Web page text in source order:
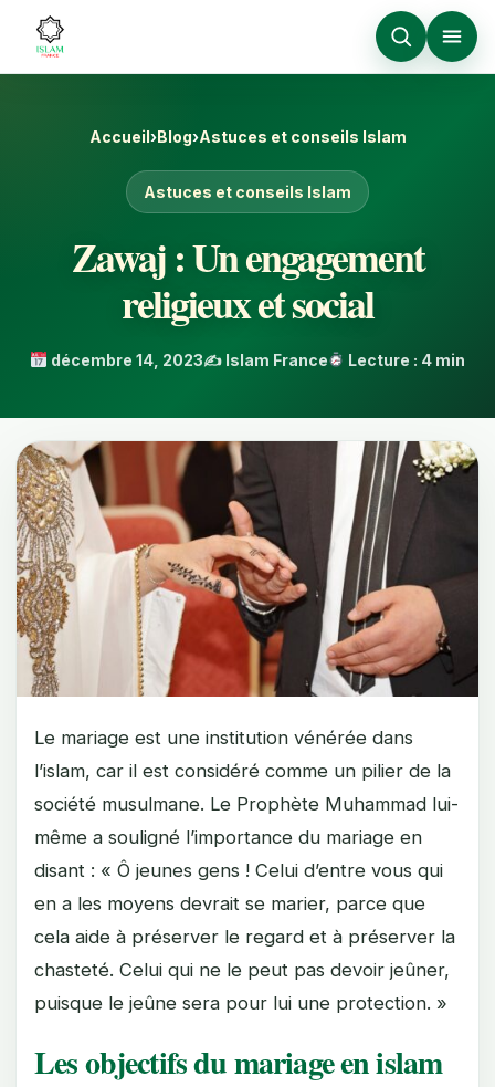
Accueil›Blog›Astuces et conseils Islam
Astuces et conseils Islam
Zawaj : Un engagement
religieux et social
décembre 14, 2023✍️ Islam France Lecture : 4 min
Le mariage est une institution vénérée dans
l’islam, car il est considéré comme un pilier de la
société musulmane. Le Prophète Muhammad lui-
même a souligné l’importance du mariage en
disant : « Ô jeunes gens ! Celui d’entre vous qui
en a les moyens devrait se marier, parce que
cela aide à préserver le regard et à préserver la
chasteté. Celui qui ne le peut pas devoir jeûner,
puisque le jeûne sera pour lui une protection. »
Les objectifs du mariage en islam